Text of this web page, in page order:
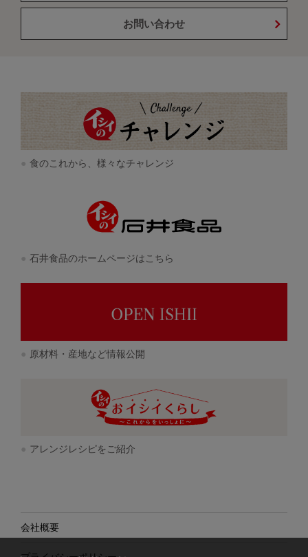
お問い合わせ
食のこれから、様々なチャレンジ
石井食品のホームページはこちら
原材料・産地など情報公開
アレンジレシピをご紹介
会社概要